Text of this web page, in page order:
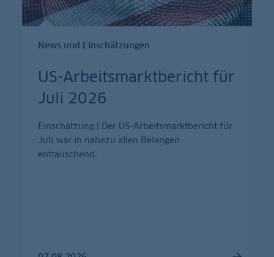
News und Einschätzungen
US-Arbeitsmarktbericht für
Juli 2026
Einschätzung | Der US-Arbeitsmarktbericht für
Juli war in nahezu allen Belangen
enttäuschend.